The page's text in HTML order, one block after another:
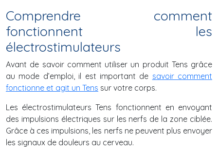
Comprendre comment
fonctionnent les
électrostimulateurs
Avant de savoir comment utiliser un produit Tens grâce
au mode d’emploi, il est important de savoir comment
fonctionne et agit un Tens sur votre corps.
Les électrostimulateurs Tens fonctionnent en envoyant
des impulsions électriques sur les nerfs de la zone ciblée.
Grâce à ces impulsions, les nerfs ne peuvent plus envoyer
les signaux de douleurs au cerveau.